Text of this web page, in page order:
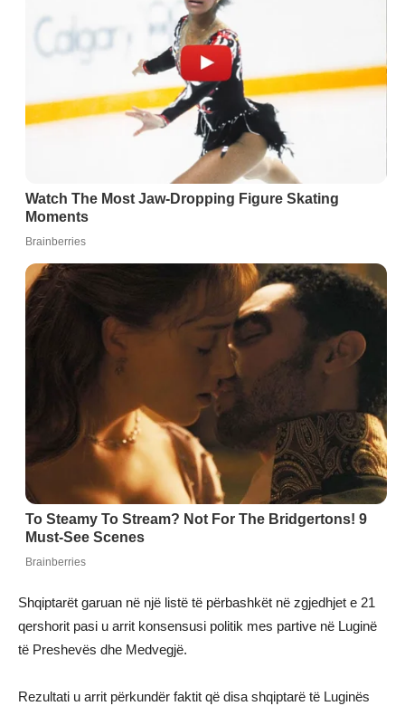
Shqiptarët garuan në një listë të përbashkët në zgjedhjet e 21
qershorit pasi u arrit konsensusi politik mes partive në Luginë
të Preshevës dhe Medvegjë.
Rezultati u arrit përkundër faktit që disa shqiptarë të Luginës